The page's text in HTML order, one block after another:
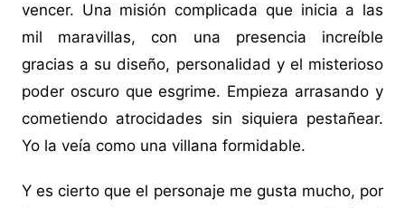
vencer. Una misión complicada que inicia a las
mil maravillas, con una presencia increíble
gracias a su diseño, personalidad y el misterioso
poder oscuro que esgrime. Empieza arrasando y
cometiendo atrocidades sin siquiera pestañear.
Yo la veía como una villana formidable.
Y es cierto que el personaje me gusta mucho, por